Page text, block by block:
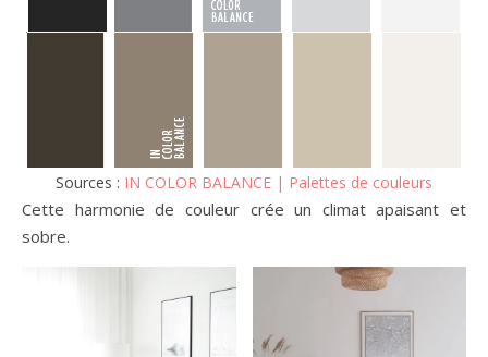
Sources : IN COLOR BALANCE | Palettes de couleurs
Cette harmonie de couleur crée un climat apaisant et
sobre.